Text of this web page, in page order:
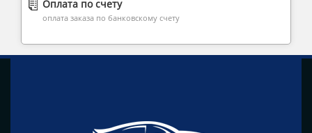
Оплата по счету
оплата заказа по банковскому счету